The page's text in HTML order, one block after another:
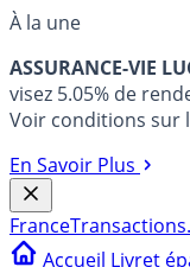
À la une
ASSURANCE-VIE
visez 5.05% de
Voir conditions sur
En Savoir Plus
France
Accueil Livret